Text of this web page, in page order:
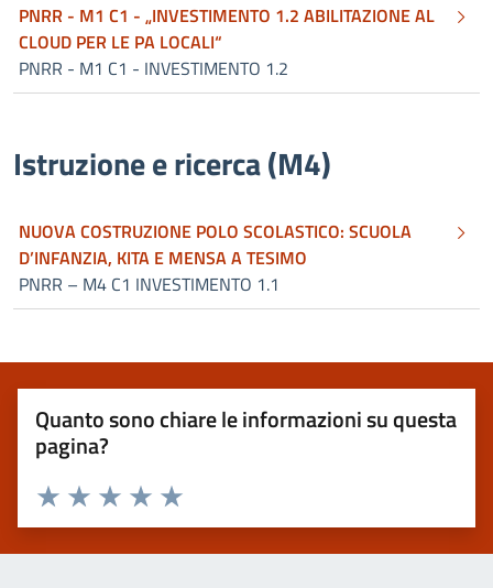
PNRR - M1 C1 - „INVESTIMENTO 1.2 ABILITAZIONE AL
CLOUD PER LE PA LOCALI“
PNRR - M1 C1 - INVESTIMENTO 1.2
Istruzione e ricerca (M4)
NUOVA COSTRUZIONE POLO SCOLASTICO: SCUOLA
D’INFANZIA, KITA E MENSA A TESIMO
PNRR – M4 C1 INVESTIMENTO 1.1
Quanto sono chiare le informazioni su questa
pagina?
Valuta 1 stelle su 5
Valuta 2 stelle su 5
Valuta 3 stelle su 5
Valuta 4 stelle su 5